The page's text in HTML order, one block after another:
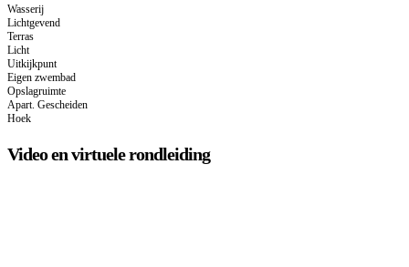
Wasserij
Lichtgevend
Terras
Licht
Uitkijkpunt
Eigen zwembad
Opslagruimte
Apart. Gescheiden
Hoek
Video en virtuele rondleiding